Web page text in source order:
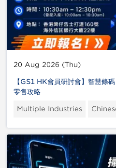
20 Aug 2026 (Thu)
【GS1 HK會員研討會】智慧條
零售攻略
Multiple Industries